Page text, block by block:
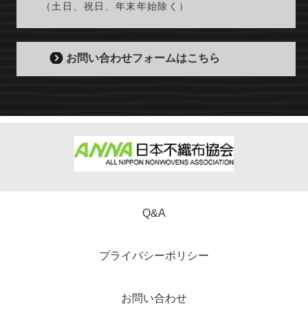
（土日、祝日、年末年始除く）
お問い合わせフォームはこちら
Q&A
プライバシーポリシー
お問い合わせ